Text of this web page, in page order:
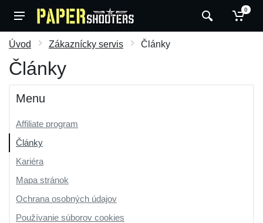
0
Úvod Zákaznícky servis Články
Články
Menu
Affiliate program
Články
Kariéra
Mapa stránok
Ochrana osobných údajov
Používanie súborov cookies